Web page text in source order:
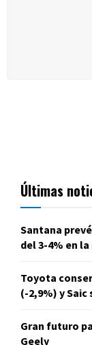
Últimas
Santana
del 3-4% en
Toyota
(-2,9%) y Saic
Gran futuro
Geely